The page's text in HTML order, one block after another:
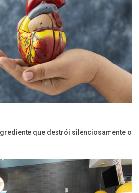
que destrói silenciosamente o